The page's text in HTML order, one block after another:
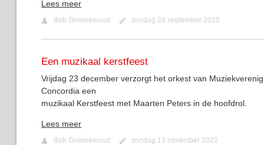
Lees meer
Bob Groenewoud zondag 28 september 2025
Een muzikaal kerstfeest
Vrijdag 23 december verzorgt het orkest van
Concordia een
muzikaal Kerstfeest met Maarten Peters in de hoofdrol.
Lees meer
Bob Groenewoud zondag 13 november 2022